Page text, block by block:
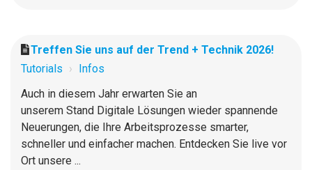
Treffen Sie uns auf der Trend + Technik 2026!
Tutorials
Infos
Auch in diesem Jahr erwarten Sie an
unserem Stand Digitale Lösungen wieder spannende
Neuerungen, die Ihre Arbeitsprozesse smarter,
schneller und einfacher machen. Entdecken Sie live vor
Ort unsere ...